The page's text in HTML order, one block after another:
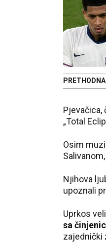
„Total
Osim
Njihova
upoznali
Uprkos
sa
zajednički